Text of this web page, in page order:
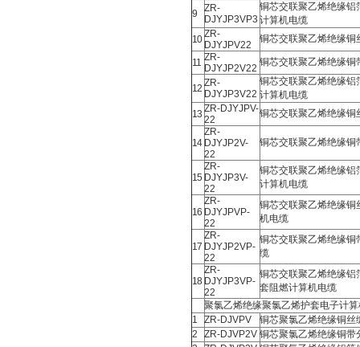
9
ZR-
DJYJP3VP3
铜芯交联聚乙烯绝缘
计算机电缆
10ZR-
DJYJPV22
铜芯交联聚乙烯绝缘
11 ZR-
DJYJP2V22
铜芯交联聚乙烯绝缘
12 ZR-
DJYJP3V22
铜芯交联聚乙烯绝缘
计算机电缆
13 ZR-DJYJPV-
22
铜芯交联聚乙烯绝缘
14
ZR-
DJYJP2V-
22
铜芯交联聚乙烯绝缘
15
ZR-
DJYJP3V-
22
铜芯交联聚乙烯绝缘
计算机电缆
16
ZR-
DJYJPVP-
22
铜芯交联聚乙烯绝缘
机电缆
17
ZR-
DJYJP2VP-
22
铜芯交联聚乙烯绝缘
缆
18
ZR-
DJYJP3VP-
22
铜芯交联聚乙烯绝缘
套阻燃计算机电缆
聚氯乙烯绝缘聚氯乙烯护套电子计
1
ZR-DJVPV
铜芯聚氯乙烯绝缘铜
2
ZR-DJVP2V 铜芯聚氯乙烯绝缘铜